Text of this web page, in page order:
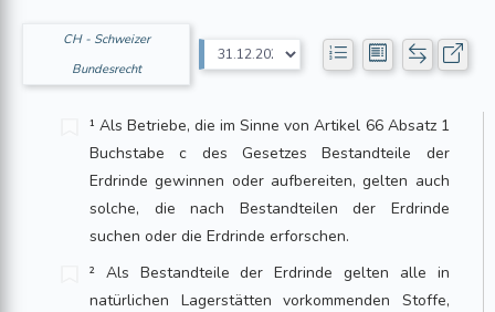
CH - Schweizer
Bundesrecht
¹ Als Betriebe, die im Sinne von Artikel 66 Absatz 1
Buchstabe c des Gesetzes Bestandteile der
Erdrinde gewinnen oder aufbereiten, gelten auch
solche, die nach Be­standteilen der Erdrinde
suchen oder die Erdrinde erforschen.
² Als Bestandteile der Erdrinde gelten alle in
natürlichen Lagerstätten vorkommen­den Stoffe,